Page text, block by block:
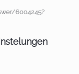
6004245?